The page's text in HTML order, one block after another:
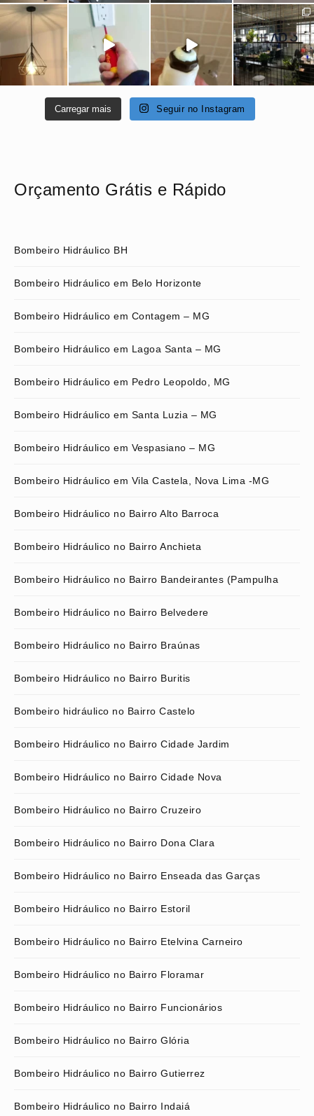
Carregar mais Seguir no Instagram
Orçamento Grátis e Rápido
Bombeiro Hidráulico BH
Bombeiro Hidráulico em Belo Horizonte
Bombeiro Hidráulico em Contagem – MG
Bombeiro Hidráulico em Lagoa Santa – MG
Bombeiro Hidráulico em Pedro Leopoldo, MG
Bombeiro Hidráulico em Santa Luzia – MG
Bombeiro Hidráulico em Vespasiano – MG
Bombeiro Hidráulico em Vila Castela, Nova Lima -MG
Bombeiro Hidráulico no Bairro Alto Barroca
Bombeiro Hidráulico no Bairro Anchieta
Bombeiro Hidráulico no Bairro Bandeirantes (Pampulha
Bombeiro Hidráulico no Bairro Belvedere
Bombeiro Hidráulico no Bairro Braúnas
Bombeiro Hidráulico no Bairro Buritis
Bombeiro hidráulico no Bairro Castelo
Bombeiro Hidráulico no Bairro Cidade Jardim
Bombeiro Hidráulico no Bairro Cidade Nova
Bombeiro Hidráulico no Bairro Cruzeiro
Bombeiro Hidráulico no Bairro Dona Clara
Bombeiro Hidráulico no Bairro Enseada das Garças
Bombeiro Hidráulico no Bairro Estoril
Bombeiro Hidráulico no Bairro Etelvina Carneiro
Bombeiro Hidráulico no Bairro Floramar
Bombeiro Hidráulico no Bairro Funcionários
Bombeiro Hidráulico no Bairro Glória
Bombeiro Hidráulico no Bairro Gutierrez
Bombeiro Hidráulico no Bairro Indaiá